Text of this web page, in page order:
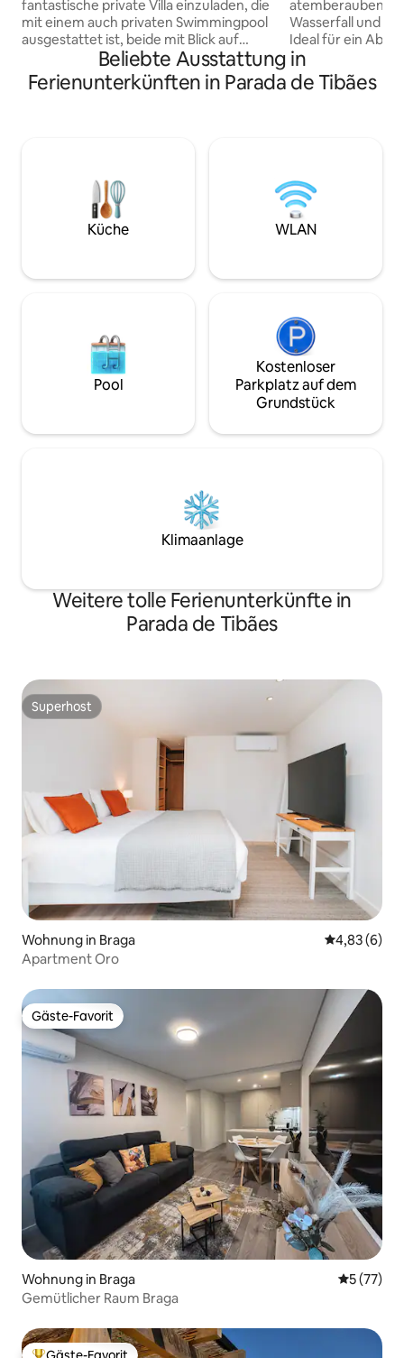
fantastische private Villa einzuladen, die
mit einem auch privaten Swimmingpool
ausgestattet ist, beide mit Blick auf
Braga und seine historische Umgebung.
Während eines Aufenthalts ganz in der
Nähe des Stadtzentrums von Braga,
Terrace, bietet dir die Möglichkeit, einen
ruhigen und entspannten Aufenthalt zu
genießen, voller einzigartiger Erlebnisse.
Wir freuen uns darauf, dich willkommen
Wasserfall und
Ideal für ein
Seien Sie auf ein
Mobilfunknetz
vorbereitet, da
erfolgt (auf den
einen Feldweg
von uns
achten, damit
Beliebte Ausstattung in
Ferienunterkünften in Parada de Tibães
Küche WLAN
Pool
Kostenloser
Parkplatz auf dem
Grundstück
Klimaanlage
Weitere tolle Ferienunterkünfte in
Parada de Tibães
Superhost
Superhost
Wohnung in Braga
4,83 (6)
Apartment Oro
Gäste-Favorit
Gäste-Favorit
Wohnung in Braga
5 (77)
Gemütlicher Raum Braga